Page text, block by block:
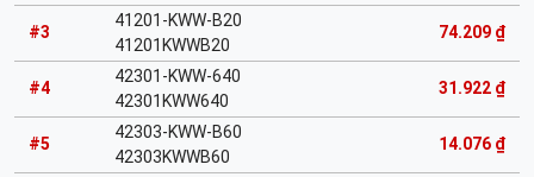
#3
41201-KWW-B20
41201KWWB20
74.209 ₫
#4
42301-KWW-640
42301KWW640
31.922 ₫
#5
42303-KWW-B60
42303KWWB60
14.076 ₫